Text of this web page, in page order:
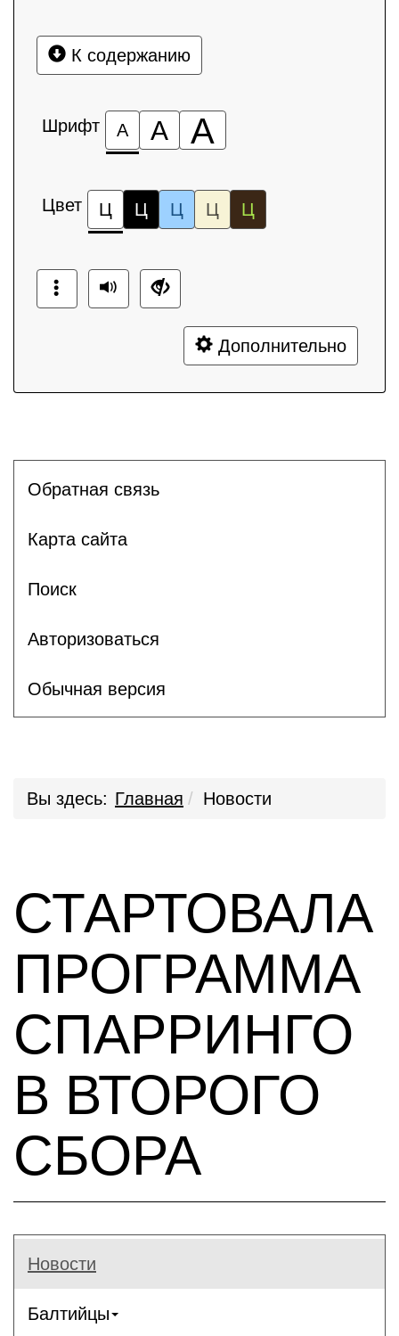
К содержанию
Шрифт А А А
Цвет Ц Ц Ц Ц Ц
Дополнительно
Обратная связь
Карта сайта
Поиск
Авторизоваться
Обычная версия
Вы здесь: Главная Новости
СТАРТОВАЛА
ПРОГРАММА
СПАРРИНГО
В ВТОРОГО
СБОРА
Новости
Балтийцы